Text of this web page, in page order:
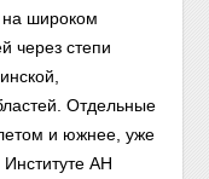
на широком
через степи
Отдельные
и южнее, уже
АН